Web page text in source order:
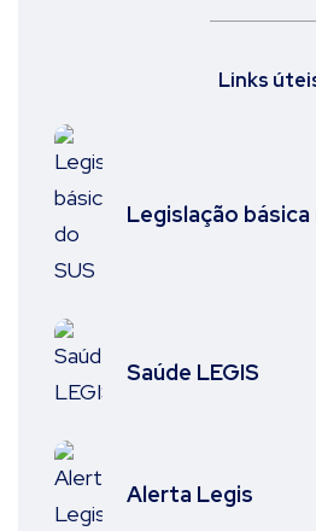
Links
Legislação básica
Saúde LEGIS
Alerta Legis